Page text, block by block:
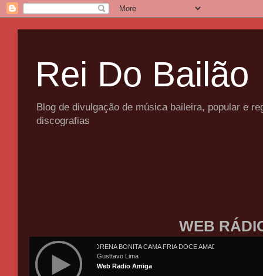
Rei Do Bailão
Blog de divulgação de música baileira, popular e
discografias
WEB